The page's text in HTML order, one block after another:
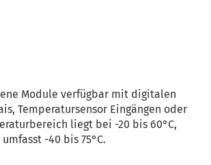
Module verfügbar mit digitalen
Temperatursensor Eingängen oder
liegt bei -20 bis 60°C,
-40 bis 75°C.